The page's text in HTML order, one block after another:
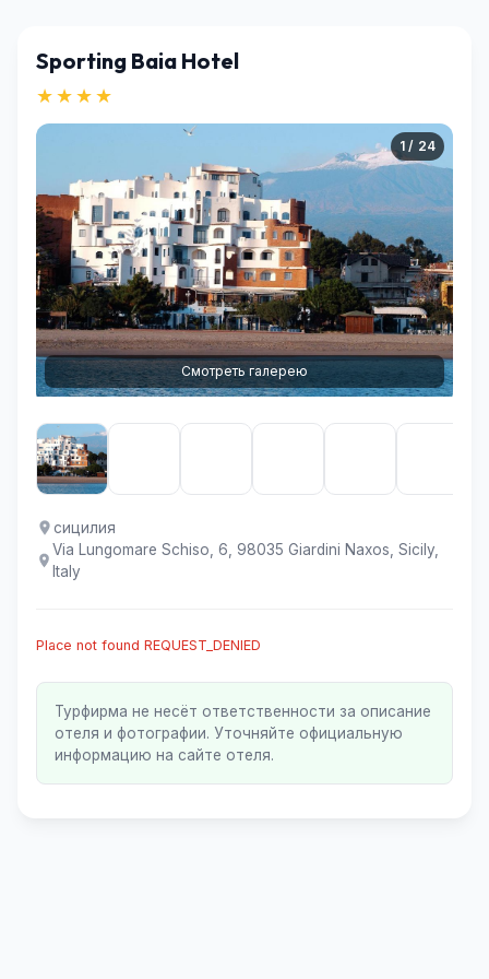
Sporting Baia Hotel
★★★★
1 / 24
Смотреть галерею
сицилия
Via Lungomare Schiso, 6, 98035 Giardini Naxos, Sicily,
Italy
Place not found REQUEST_DENIED
Турфирма не несёт ответственности за описание
отеля и фотографии. Уточняйте официальную
информацию на сайте отеля.